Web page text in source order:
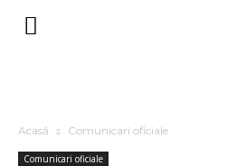
Acasă Comunicari oficiale
Comunicari oficiale